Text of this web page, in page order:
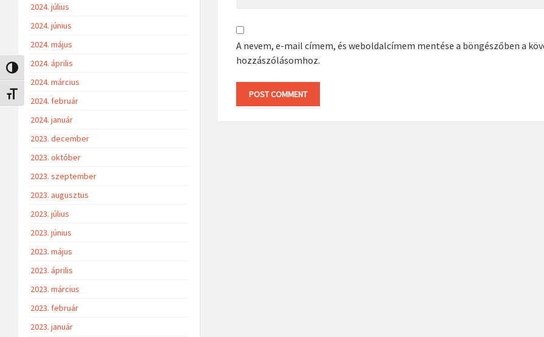
Nagy kontraszt váltása
Betűméret váltása
A nevem, e-mail címem, és weboldalcímem mentése a böngészőben a
hozzászólásomhoz.
2024. július
2024. június
2024. május
2024. április
2024. március
2024. február
2024. január
2023. december
2023. október
2023. szeptember
2023. augusztus
2023. július
2023. június
2023. május
2023. április
2023. március
2023. február
2023. január